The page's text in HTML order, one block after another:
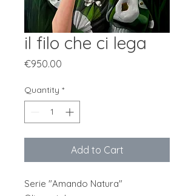
il filo che ci lega
€950.00
Quantity *
Add to Cart
Serie "Amando Natura"